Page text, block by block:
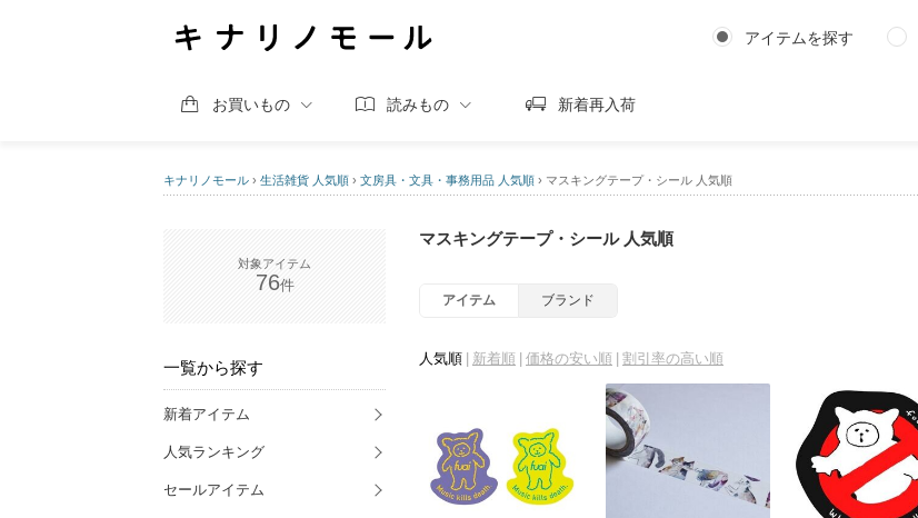
アイテムを探す
お買いもの 読みもの 新着再入荷
キナリノモール › 生活雑貨 人気順 › 文房具・文具・事務用品 人気順 › マスキングテープ・シール 人気順
76
一覧から探す
新着アイテム
人気ランキング
セールアイテム
マスキングテープ・シール 人気順
アイテム ブランド
人気順 新着順 価格の安い順 割引率の高い順